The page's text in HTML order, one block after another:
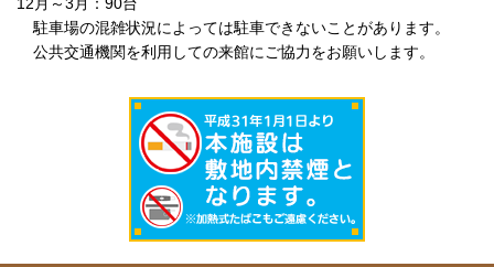
駐車場の混雑状況によっては駐車できないことがあります。
公共交通機関を利用しての来館にご協力をお願いします。